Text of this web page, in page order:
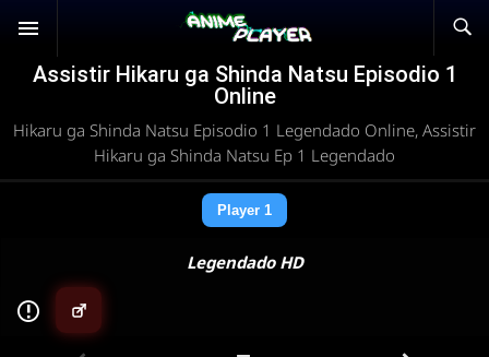
Assistir Hikaru ga Shinda Natsu Episodio 1
Online
Hikaru ga Shinda Natsu Episodio 1 Legendado Online, Assistir
Hikaru ga Shinda Natsu Ep 1 Legendado
Player 1
Legendado HD